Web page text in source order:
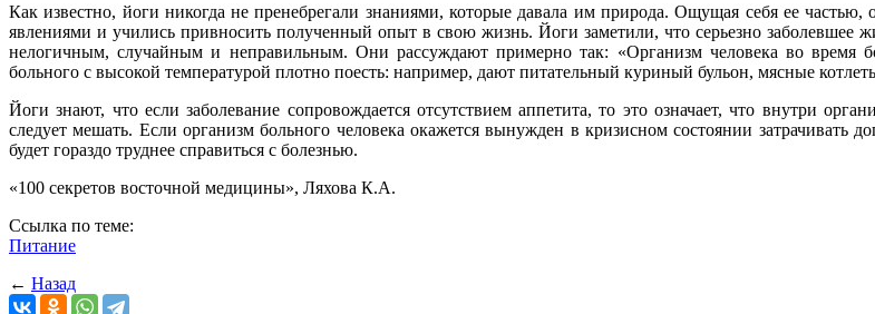
Как известно, йоги никогда не пренебрегали знаниями, которые давала им природа. Ощущая себя ее
явлениями и учились привносить полученный опыт в свою жизнь. Йоги заметили, что серьезно заболевшее
нелогичным, случайным и неправильным. Они рассуждают примерно так: «Организм человека во время
больного с высокой температурой плотно поесть: например, дают питательный куриный бульон, мясные
Йоги знают, что если заболевание сопровождается отсутствием аппетита, то это означает, что внутри
следует мешать. Если организм больного человека окажется вынужден в кризисном состоянии
будет гораздо труднее справиться с болезнью.
«100 секретов восточной медицины», Ляхова К.А.
Ссылка по теме:
Питание
← Назад